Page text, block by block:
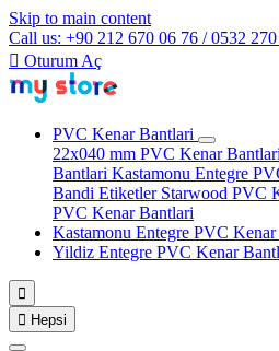
Skip to main content
Call us: +90 212 670 06 76 / 0532
 Oturum Aç
PVC Kenar Bantlari
22x040 mm PVC Kenar Bantlari
Bantlari Kastamonu Entegre
Bandi Etiketler Starwood PVC
PVC Kenar Bantlari
Kastamonu Entegre PVC
Yildiz Entegre PVC Kenar

 Hepsi